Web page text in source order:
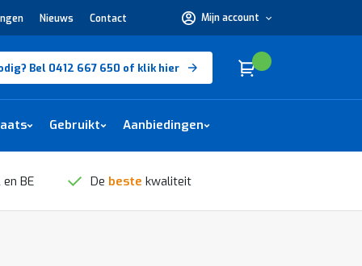
Nieuws Contact Mijn account
nodig?
Bel 0412 667 650 of klik hier Winkelwagen
Cart
Gebruikt Aanbiedingen
BE De beste kwaliteit